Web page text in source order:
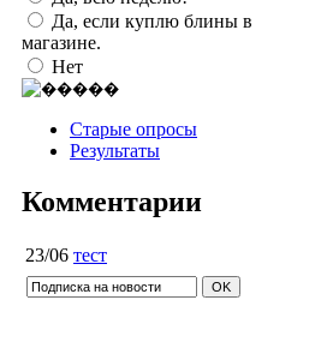
Да, если куплю блины в
магазине.
Нет
Старые опросы
Результаты
Комментарии
23/06 тест